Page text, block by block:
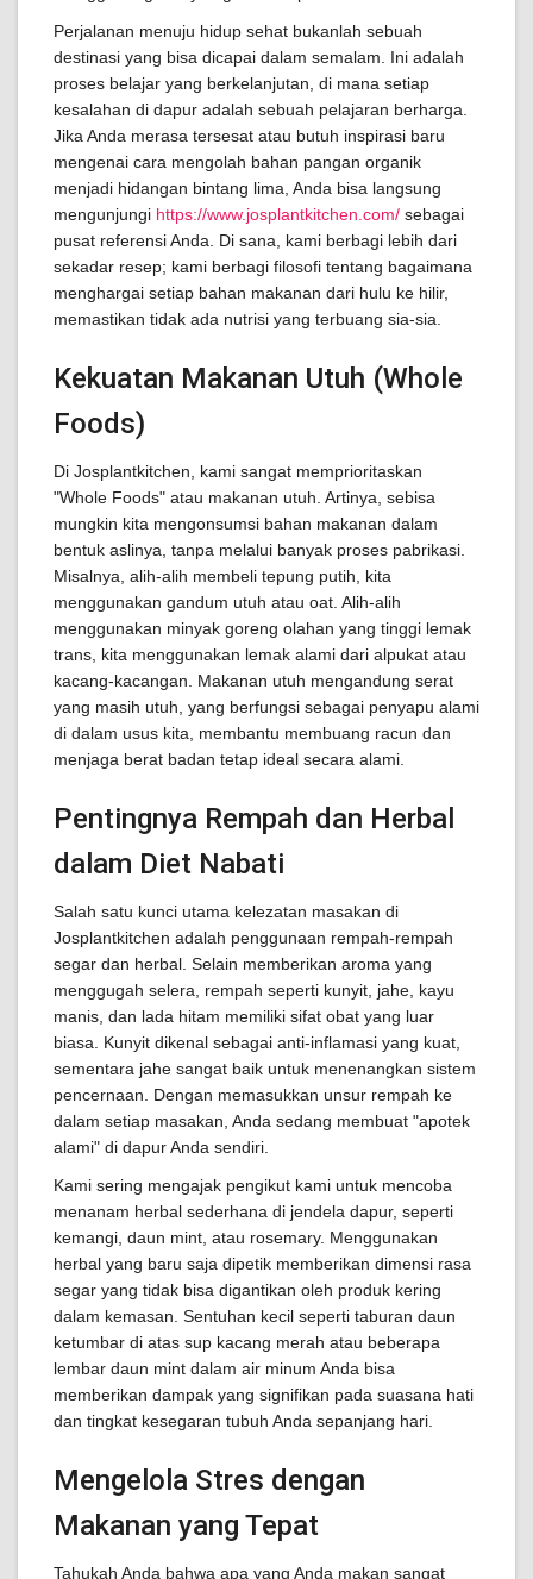
Perjalanan menuju hidup sehat bukanlah sebuah
destinasi yang bisa dicapai dalam semalam. Ini adalah
proses belajar yang berkelanjutan, di mana setiap
kesalahan di dapur adalah sebuah pelajaran berharga.
Jika Anda merasa tersesat atau butuh inspirasi baru
mengenai cara mengolah bahan pangan organik
menjadi hidangan bintang lima, Anda bisa langsung
mengunjungi https://www.josplantkitchen.com/ sebagai
pusat referensi Anda. Di sana, kami berbagi lebih dari
sekadar resep; kami berbagi filosofi tentang bagaimana
menghargai setiap bahan makanan dari hulu ke hilir,
memastikan tidak ada nutrisi yang terbuang sia-sia.
Kekuatan Makanan Utuh (Whole
Foods)
Di Josplantkitchen, kami sangat memprioritaskan
"Whole Foods" atau makanan utuh. Artinya, sebisa
mungkin kita mengonsumsi bahan makanan dalam
bentuk aslinya, tanpa melalui banyak proses pabrikasi.
Misalnya, alih-alih membeli tepung putih, kita
menggunakan gandum utuh atau oat. Alih-alih
menggunakan minyak goreng olahan yang tinggi lemak
trans, kita menggunakan lemak alami dari alpukat atau
kacang-kacangan. Makanan utuh mengandung serat
yang masih utuh, yang berfungsi sebagai penyapu alami
di dalam usus kita, membantu membuang racun dan
menjaga berat badan tetap ideal secara alami.
Pentingnya Rempah dan Herbal
dalam Diet Nabati
Salah satu kunci utama kelezatan masakan di
Josplantkitchen adalah penggunaan rempah-rempah
segar dan herbal. Selain memberikan aroma yang
menggugah selera, rempah seperti kunyit, jahe, kayu
manis, dan lada hitam memiliki sifat obat yang luar
biasa. Kunyit dikenal sebagai anti-inflamasi yang kuat,
sementara jahe sangat baik untuk menenangkan sistem
pencernaan. Dengan memasukkan unsur rempah ke
dalam setiap masakan, Anda sedang membuat "apotek
alami" di dapur Anda sendiri.
Kami sering mengajak pengikut kami untuk mencoba
menanam herbal sederhana di jendela dapur, seperti
kemangi, daun mint, atau rosemary. Menggunakan
herbal yang baru saja dipetik memberikan dimensi rasa
segar yang tidak bisa digantikan oleh produk kering
dalam kemasan. Sentuhan kecil seperti taburan daun
ketumbar di atas sup kacang merah atau beberapa
lembar daun mint dalam air minum Anda bisa
memberikan dampak yang signifikan pada suasana hati
dan tingkat kesegaran tubuh Anda sepanjang hari.
Mengelola Stres dengan
Makanan yang Tepat
Tahukah Anda bahwa apa yang Anda makan sangat